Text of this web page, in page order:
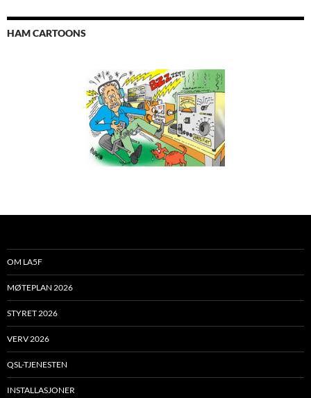
HAM CARTOONS
OM LA5F
MØTEPLAN 2026
STYRET 2026
VERV 2026
QSL-TJENESTEN
INSTALLASJONER